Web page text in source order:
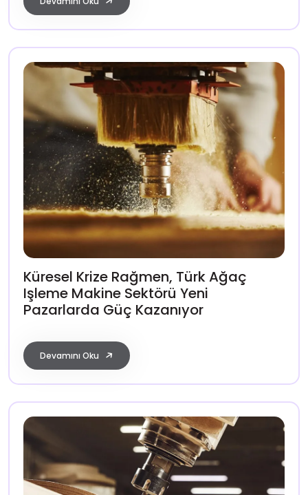
Küresel Krize Rağmen, Türk Ağaç
Işleme Makine Sektörü Yeni
Pazarlarda Güç Kazanıyor
Devamını Oku